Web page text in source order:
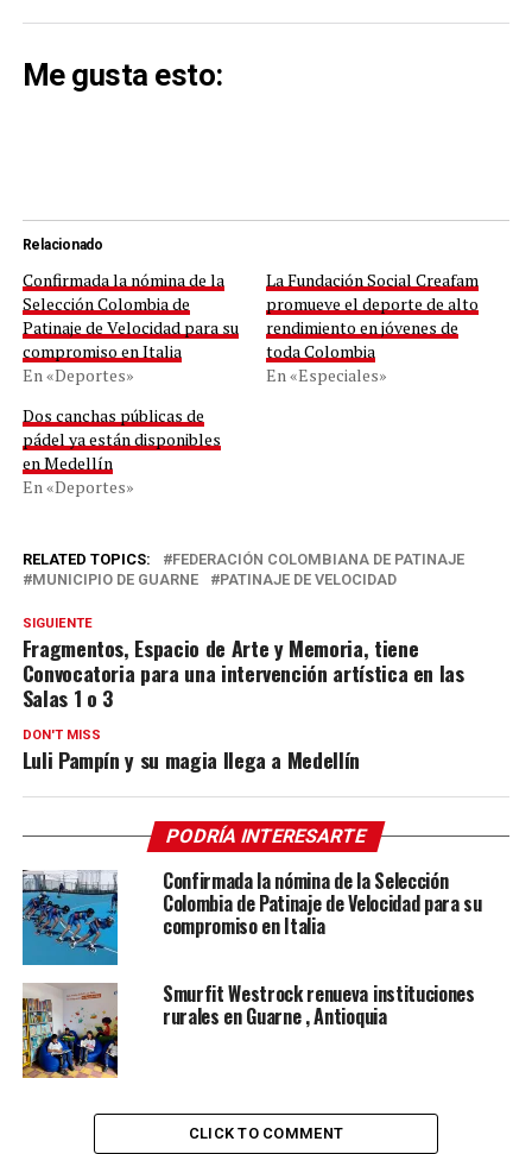
Me gusta esto:
Relacionado
Confirmada la nómina de la
Selección Colombia de
Patinaje de Velocidad para su
compromiso en Italia
En «Deportes»
La Fundación Social Creafam
promueve el deporte de alto
rendimiento en jóvenes de
toda Colombia
En «Especiales»
Dos canchas públicas de
pádel ya están disponibles
en Medellín
En «Deportes»
RELATED TOPICS:
FEDERACIÓN COLOMBIANA DE PATINAJE
MUNICIPIO DE GUARNE
PATINAJE DE VELOCIDAD
SIGUIENTE
Fragmentos, Espacio de Arte y Memoria, tiene
Convocatoria para una intervención artística en las
Salas 1 o 3
DON'T MISS
Luli Pampín y su magia llega a Medellín
PODRÍA INTERESARTE
Confirmada la nómina de la Selección
Colombia de Patinaje de Velocidad para su
compromiso en Italia
Smurfit Westrock renueva instituciones
rurales en Guarne , Antioquia
CLICK TO COMMENT